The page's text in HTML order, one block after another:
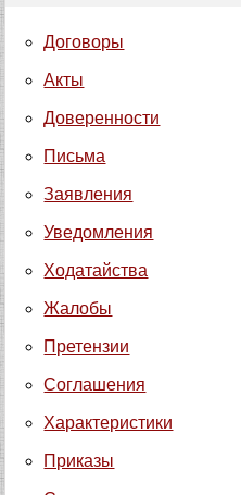
Договоры
Акты
Доверенности
Письма
Заявления
Уведомления
Ходатайства
Жалобы
Претензии
Соглашения
Характеристики
Приказы